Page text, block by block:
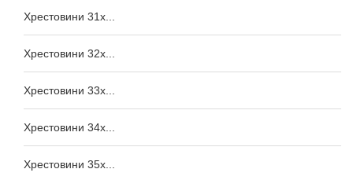
Хрестовини 31x...
Хрестовини 32x...
Хрестовини 33x...
Хрестовини 34x...
Хрестовини 35x...